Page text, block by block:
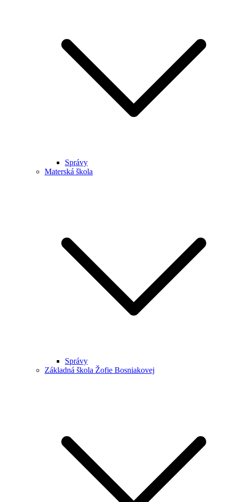
Správy
Materská škola
Správy
Základná škola Žofie Bosniakovej